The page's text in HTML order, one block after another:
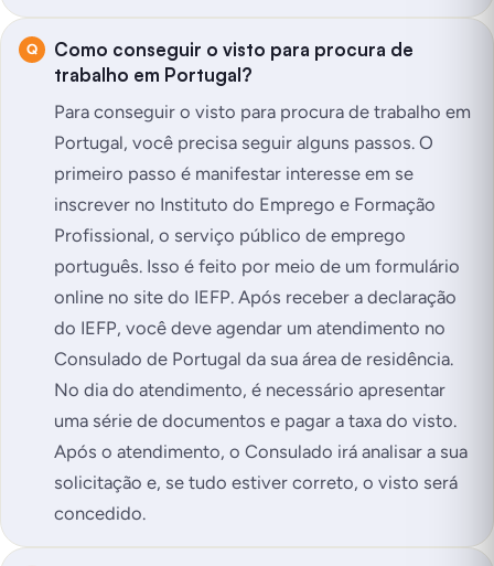
Como conseguir o visto para procura de
trabalho em Portugal?
Para conseguir o visto para procura de trabalho em
Portugal, você precisa seguir alguns passos. O
primeiro passo é manifestar interesse em se
inscrever no Instituto do Emprego e Formação
Profissional, o serviço público de emprego
português. Isso é feito por meio de um formulário
online no site do IEFP. Após receber a declaração
do IEFP, você deve agendar um atendimento no
Consulado de Portugal da sua área de residência.
No dia do atendimento, é necessário apresentar
uma série de documentos e pagar a taxa do visto.
Após o atendimento, o Consulado irá analisar a sua
solicitação e, se tudo estiver correto, o visto será
concedido.